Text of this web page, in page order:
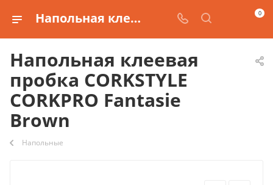
Напольная клеевая пробка CORKSTYLE CORKPRO Fantasie Brown купить 0
Напольная клеевая
пробка CORKSTYLE
CORKPRO Fantasie
Brown
Напольные